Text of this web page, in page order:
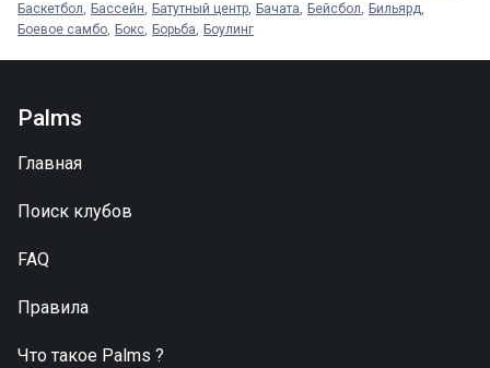
Баскетбол
Бассейн Батутный центр Бачата Бейсбол
Бильярд
Боевое самбо
Бокс Борьба Боулинг
Palms
Главная
Поиск клубов
FAQ
Правила
Что такое Palms ?